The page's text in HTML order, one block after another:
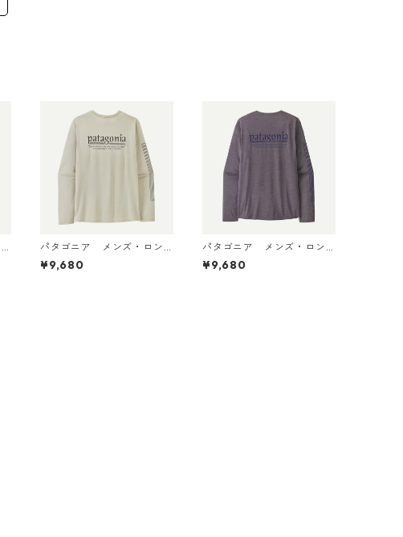
パタゴニア メンズ・ロン
グスリーブ・キャプリー
ン・クール・デイリー・シ
¥9,680
パタゴニア メンズ・ロン
グスリーブ・キャプリー
ン・クール・デイリー・シ
¥9,680